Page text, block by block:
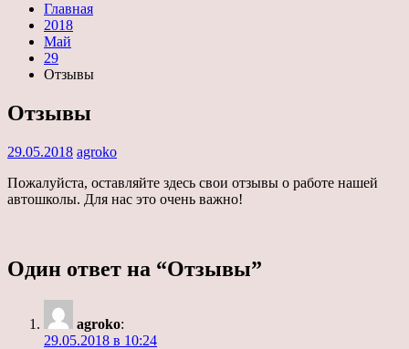
Главная
2018
Май
29
Отзывы
Отзывы
29.05.2018 agroko
Пожалуйста, оставляйте здесь свои отзывы о работе нашей
автошколы. Для нас это очень важно!
Один ответ на “Отзывы”
agroko:
29.05.2018 в 10:24